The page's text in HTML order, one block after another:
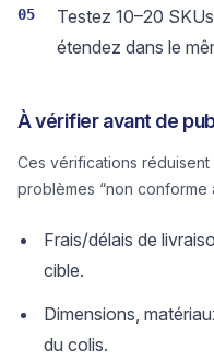
05
Testez 10–20
étendez dans le
À vérifier avant de
Ces vérifications
problèmes “non conforme
Frais/délais de
cible.
Dimensions,
du colis.